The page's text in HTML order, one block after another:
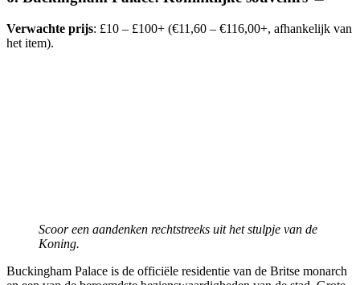
Verwachte prijs: £10 – £100+ (€11,60 – €116,00+, afhankelijk van
het item).
Scoor een aandenken rechtstreeks uit het stulpje van de
Koning.
Buckingham Palace is de officiële residentie van de Britse monarch